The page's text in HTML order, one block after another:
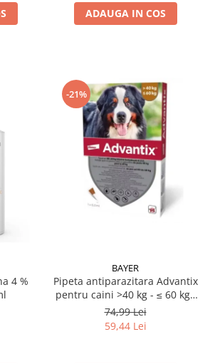
ADAUGA IN COS
4 %
-21%
BAYER
Pipeta antiparazitara Advantix
pentru caini >40 kg - ≤ 60 kg (
1 pipeta )
74,99 Lei
59,44 Lei